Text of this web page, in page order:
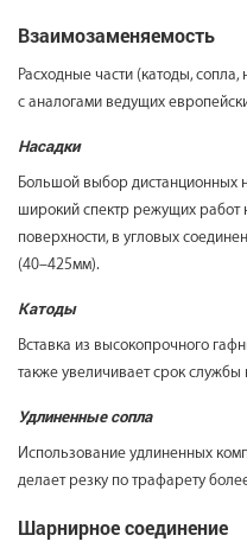
Взаимозаменяемость
Расходные части (катоды,
с аналогами ведущих
Насадки
Большой выбор дистанционных
широкий спектр режущих работ
поверхности, в угловых
(40–425мм).
Катоды
Вставка из высокопрочного
также увеличивает срок службы
Удлиненные сопла
Использование удлиненных
делает резку по трафарету
Шарнирное соединение